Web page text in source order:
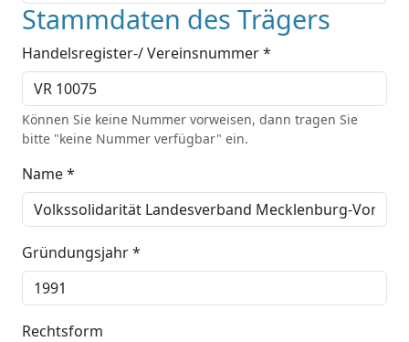
Stammdaten des Trägers
Handelsregister-/ Vereinsnummer *
Können Sie keine Nummer vorweisen, dann tragen Sie
bitte "keine Nummer verfügbar" ein.
Name *
Gründungsjahr *
Rechtsform